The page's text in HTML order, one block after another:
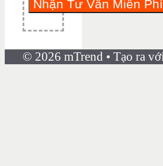
© 2026 mTrend • Tạo ra với